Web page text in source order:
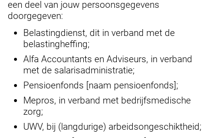
een deel van jouw persoonsgegevens
doorgegeven:
Belastingdienst, dit in verband met de
belastingheffing;
Alfa Accountants en Adviseurs, in verband
met de salarisadministratie;
Pensioenfonds [naam pensioenfonds];
Mepros, in verband met bedrijfsmedische
zorg;
UWV, bij (langdurige) arbeidsongeschiktheid;